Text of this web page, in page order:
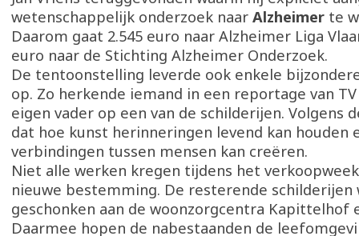
wetenschappelijk onderzoek naar Alzheimer te
Daarom gaat 2.545 euro naar Alzheimer Liga
euro naar de Stichting Alzheimer Onderzoek.
De tentoonstelling leverde ook enkele
op. Zo herkende iemand in een reportage van
eigen vader op een van de schilderijen. Volgens
dat hoe kunst herinneringen levend kan houden
verbindingen tussen mensen kan creëren.
Niet alle werken kregen tijdens het
nieuwe bestemming. De resterende schilderijen
geschonken aan de woonzorgcentra Kapittelhof
Daarmee hopen de nabestaanden de